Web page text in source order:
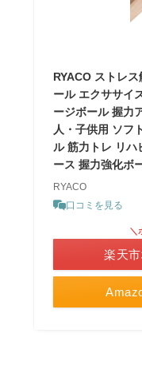
RYACO ストレ
ール エクササイ
ージボール 握力
人・子供用 ソフ
ル 筋力トレ リハ
ース 握力強化ボ
RYACO
口コミを見る
＼
楽天